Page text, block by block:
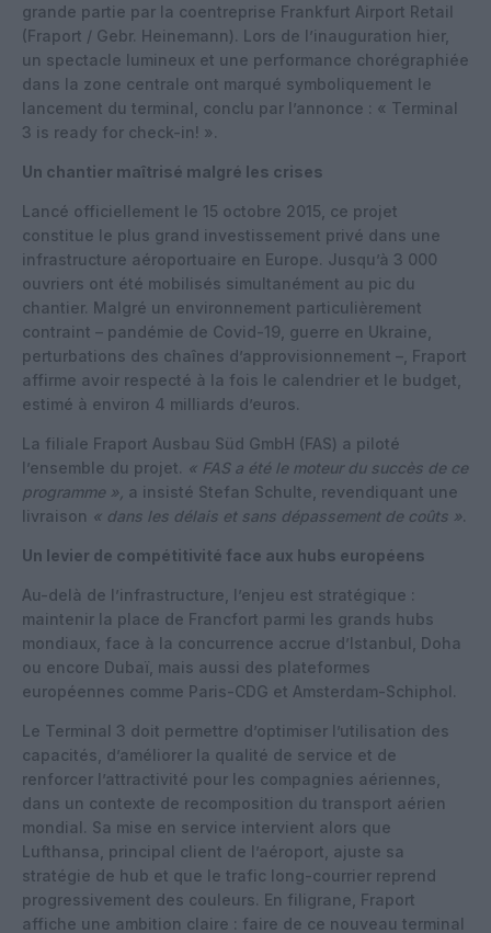
grande partie par la coentreprise Frankfurt Airport Retail
(Fraport / Gebr. Heinemann). Lors de l’inauguration hier,
un spectacle lumineux et une performance chorégraphiée
dans la zone centrale ont marqué symboliquement le
lancement du terminal, conclu par l’annonce : « Terminal
3 is ready for check-in! ».
Un chantier maîtrisé malgré les crises
Lancé officiellement le 15 octobre 2015, ce projet
constitue le plus grand investissement privé dans une
infrastructure aéroportuaire en Europe. Jusqu’à 3 000
ouvriers ont été mobilisés simultanément au pic du
chantier. Malgré un environnement particulièrement
contraint – pandémie de Covid-19, guerre en Ukraine,
perturbations des chaînes d’approvisionnement –, Fraport
affirme avoir respecté à la fois le calendrier et le budget,
estimé à environ 4 milliards d’euros.
La filiale Fraport Ausbau Süd GmbH (FAS) a piloté
l’ensemble du projet. « FAS a été le moteur du succès de ce
programme », a insisté Stefan Schulte, revendiquant une
livraison « dans les délais et sans dépassement de coûts ».
Un levier de compétitivité face aux hubs européens
Au-delà de l’infrastructure, l’enjeu est stratégique :
maintenir la place de Francfort parmi les grands hubs
mondiaux, face à la concurrence accrue d’Istanbul, Doha
ou encore Dubaï, mais aussi des plateformes
européennes comme Paris-CDG et Amsterdam-Schiphol.
Le Terminal 3 doit permettre d’optimiser l’utilisation des
capacités, d’améliorer la qualité de service et de
renforcer l’attractivité pour les compagnies aériennes,
dans un contexte de recomposition du transport aérien
mondial. Sa mise en service intervient alors que
Lufthansa, principal client de l’aéroport, ajuste sa
stratégie de hub et que le trafic long-courrier reprend
progressivement des couleurs. En filigrane, Fraport
affiche une ambition claire : faire de ce nouveau terminal